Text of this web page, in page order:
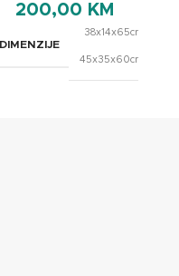
200,00 KM
DIMENZIJE
38x14x65cm
45x35x60cm